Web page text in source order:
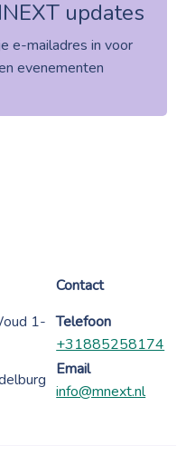
updates
e-mailadres in voor
evenementen
Contact
1- Telefoon
+31885258174
Email
info@mnext.nl